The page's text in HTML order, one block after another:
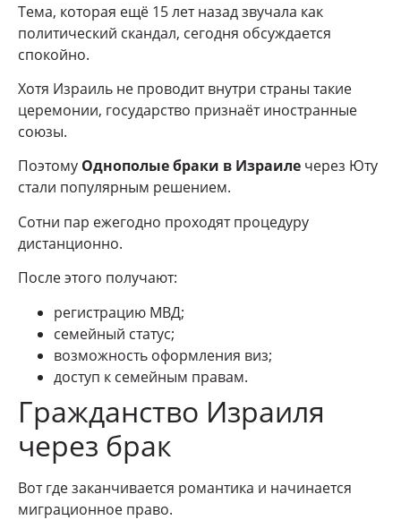
Тема, которая ещё 15 лет назад звучала как
политический скандал, сегодня обсуждается
спокойно.
Хотя Израиль не проводит внутри страны такие
церемонии, государство признаёт иностранные
союзы.
Поэтому Однополые браки в Израиле через Юту
стали популярным решением.
Сотни пар ежегодно проходят процедуру
дистанционно.
После этого получают:
регистрацию МВД;
семейный статус;
возможность оформления виз;
доступ к семейным правам.
Гражданство Израиля
через брак
Вот где заканчивается романтика и начинается
миграционное право.